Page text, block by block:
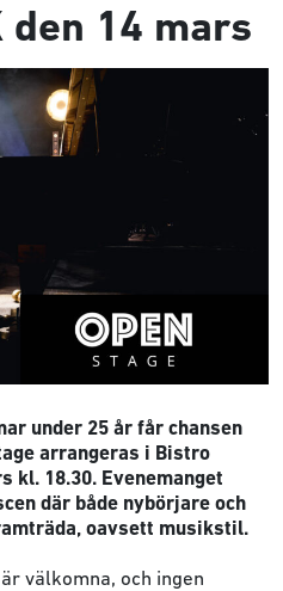
den 14 mars
under 25 år får chansen
arrangeras i Bistro
kl. 18.30. Evenemanget
där både nybörjare och
oavsett musikstil.
välkomna, och ingen